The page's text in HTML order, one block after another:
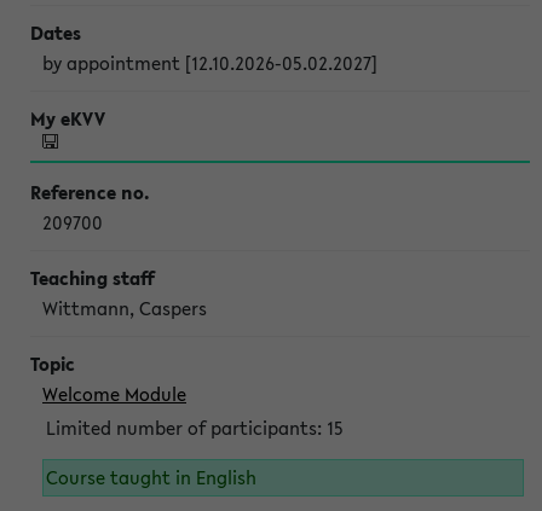
by appointment [12.10.2026-05.02.2027]
209700
Wittmann, Caspers
Welcome Module
Limited number of participants: 15
Course taught in English